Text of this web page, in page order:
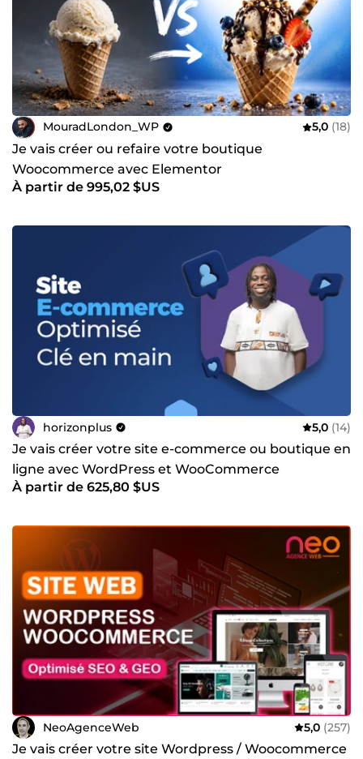
MouradLondon_WP 5,0 (18)
Je vais créer ou refaire votre boutique
Woocommerce avec Elementor
À partir de 995,02 $US
horizonplus 5,0 (14)
Je vais créer votre site e-commerce ou boutique en
ligne avec WordPress et WooCommerce
À partir de 625,80 $US
NeoAgenceWeb 5,0 (257)
Je vais créer votre site Wordpress / Woocommerce